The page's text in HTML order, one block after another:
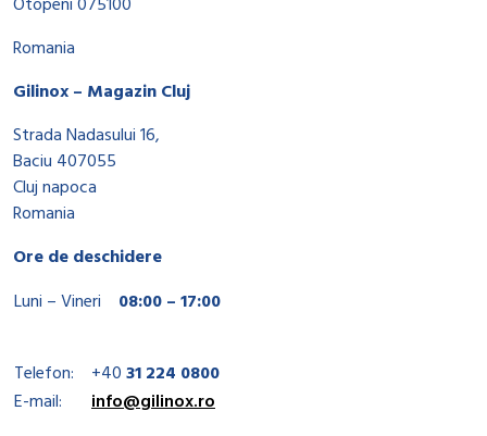
Romania
Gilinox – Magazin Cluj
Strada Nadasului 16,
Baciu 407055
Cluj napoca
Romania
Ore de deschidere
Luni – Vineri
08:00 – 17:00
Telefon: +4031 224 0800
E-mail:
info@gilinox.ro